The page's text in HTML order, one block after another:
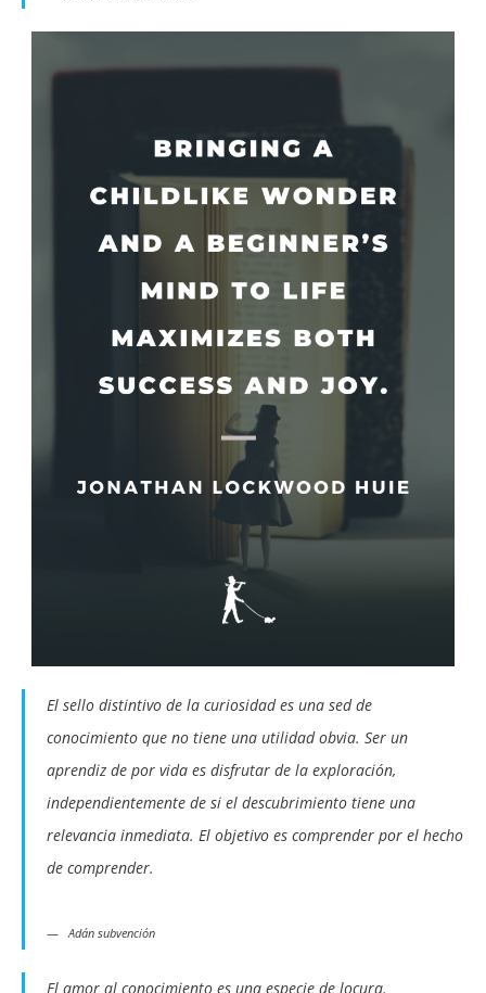
El sello distintivo de la curiosidad es una sed de
conocimiento que no tiene una utilidad obvia. Ser un
aprendiz de por vida es disfrutar de la exploración,
independientemente de si el descubrimiento tiene una
relevancia inmediata. El objetivo es comprender por el hecho
de comprender.
Adán subvención
El amor al conocimiento es una especie de locura.